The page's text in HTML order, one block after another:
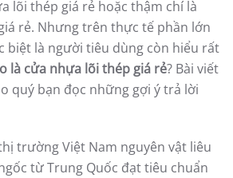
lõi thép giá rẻ hoặc thậm chí là
rẻ. Nhưng trên thực tế phần lớn
biệt là người tiêu dùng còn hiểu rất
là cửa nhựa lõi thép giá rẻ? Bài viết
quý bạn đọc những gợi ý trả lời
trường Việt Nam nguyên vật liêu
từ Trung Quốc đạt tiêu chuẩn